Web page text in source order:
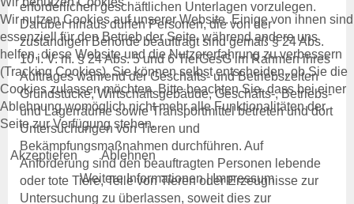
erforderlichen geschäftlichen Unterlagen vorzulegen.
Darüber hinaus dürfen Personen, die von der
zuständigen Behörde beauftragt sind gemäß § 24 Abs.
10 i. V. m. § 24 Abs. 5 und 6 TierGesG im Rahmen ihres
Auftrages während der Geschäfts- und Betriebszeiten
Grundstücke, Wirtschaftsgebäude, Geschäfts-, Betriebs-
und Lagerräume sowie Transportmittel betreten und dort
Untersuchungen von Tieren und
Bekämpfungsmaßnahmen durchführen. Auf
Anforderung sind den beauftragten Personen lebende
oder tote Tiere, Teile von Tieren oder Erzeugnisse zur
Untersuchung zu überlassen, soweit dies zur
Wir nutzen Cookies auf unserer Website. Einige von ihnen sind
essenziell für den Betrieb der Seite, während andere uns
helfen, diese Website und die Nutzererfahrung zu verbessern
(Tracking Cookies). Sie können selbst entscheiden, ob Sie die
Cookies zulassen möchten. Bitte beachten Sie, dass bei einer
Ablehnung womöglich nicht mehr alle Funktionalitäten der
Seite zur Verfügung stehen.
Akzeptieren
Ablehnen
Weitere Informationen|Impressum